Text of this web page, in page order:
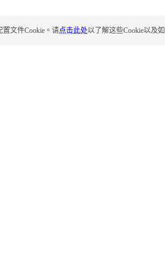
文件Cookie。请点击此处以了解这些Cookie以及